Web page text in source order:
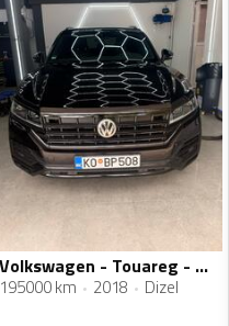
Volkswagen - Touareg - 3.0
195000 km 2018 Dizel